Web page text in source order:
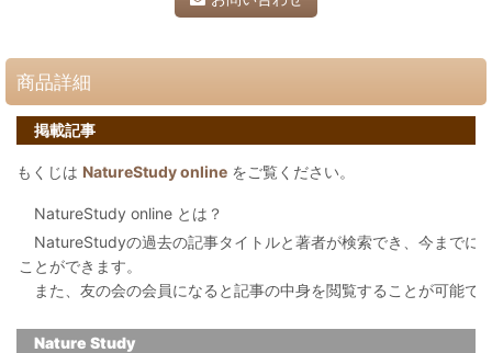
商品詳細
掲載記事
もくじは NatureStudy online をご覧ください。
NatureStudy online とは？
NatureStudyの過去の記事タイトルと著者が検索でき、今までに
ことができます。
また、友の会の会員になると記事の中身を閲覧することが可能で
Nature Study